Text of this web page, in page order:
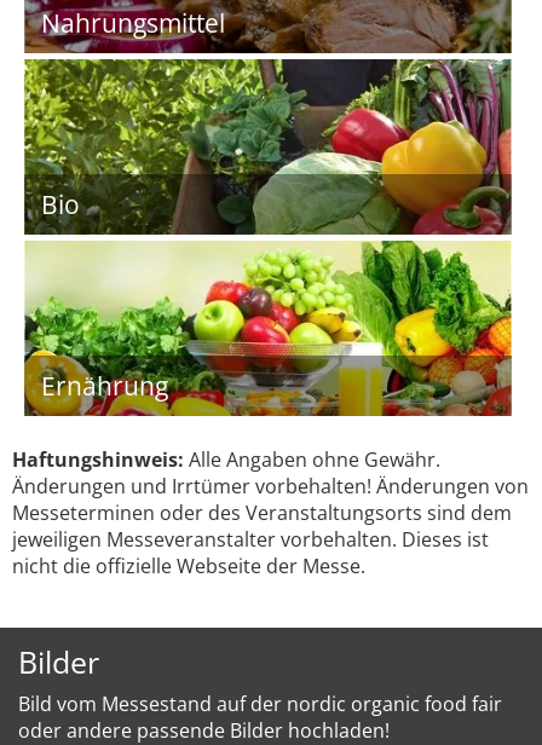
Nahrungsmittel
Bio
Ernährung
Haftungshinweis: Alle Angaben ohne Gewähr.
Änderungen und Irrtümer vorbehalten! Änderungen von
Messeterminen oder des Veranstaltungsorts sind dem
jeweiligen Messeveranstalter vorbehalten. Dieses ist
nicht die offizielle Webseite der Messe.
Bilder
Bild vom Messestand auf der nordic organic food fair
oder andere passende Bilder hochladen!